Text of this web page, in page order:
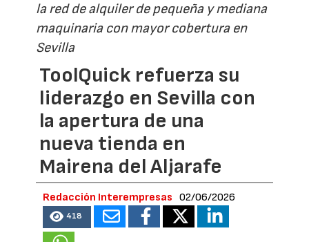
la red de alquiler de pequeña y mediana
maquinaria con mayor cobertura en
Sevilla
ToolQuick refuerza su
liderazgo en Sevilla con
la apertura de una
nueva tienda en
Mairena del Aljarafe
Redacción Interempresas 02/06/2026
418